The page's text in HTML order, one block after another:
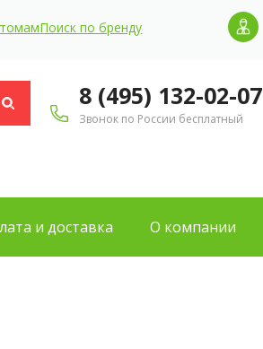
Поиск по бренду
8 (495) 132-02-07
Звонок по России бесплатный
и доставка О компании